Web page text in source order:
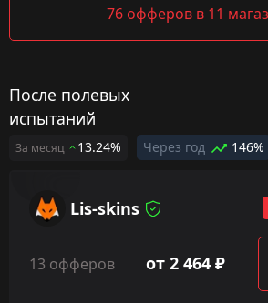
76 офферов в 11
После полевых
испытаний
За месяц 13.24% Через год 146%
Lis-skins
13 офферов от 2 464 ₽